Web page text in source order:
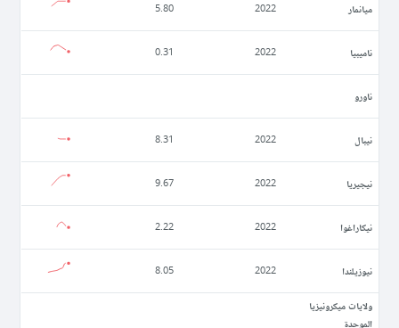
ميانمار 2022
5.80
ناميبيا 2022
0.31
ناورو
نيبال 2022
8.31
نيجيريا 2022
9.67
نيكاراغوا 2022
2.22
نيوزيلندا 2022
8.05
ولايات ميكرونيزيا
الموحدة